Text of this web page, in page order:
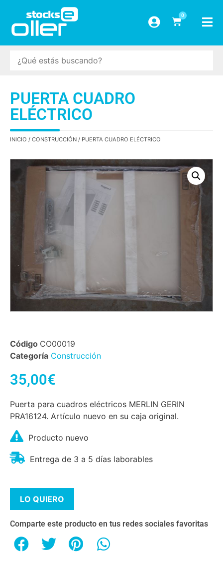
0
PUERTA CUADRO
ELÉCTRICO
INICIO / CONSTRUCCIÓN / PUERTA CUADRO ELÉCTRICO
Código CO00019
Categoría Construcción
35,00€
Puerta para cuadros eléctricos MERLIN GERIN
PRA16124. Artículo nuevo en su caja original.
Producto nuevo
Entrega de 3 a 5 días laborables
LO QUIERO
Comparte este producto en tus redes sociales favoritas